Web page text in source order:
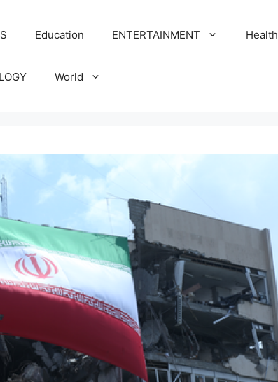
Education ENTERTAINMENT Health
World